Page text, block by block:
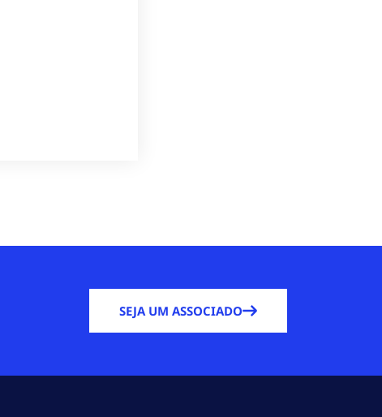
SEJA UM ASSOCIADO